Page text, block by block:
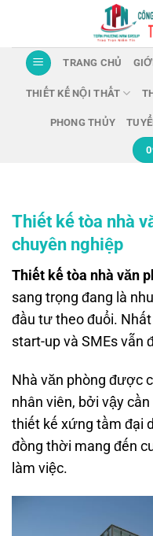
nội
dung
TRANG CHỦ
THIẾT KẾ NỘI THẤT
PHONG THỦY
Thiết kế tòa nhà
chuyên nghiệp
Thiết kế tòa nhà văn
sang trọng đang là
đầu tư theo đuổi.
start-up và SMEs vẫn
Nhà văn phòng được
nhân viên, bởi vậy
thiết kế xứng tầm đại
đồng thời mang đến
làm việc.